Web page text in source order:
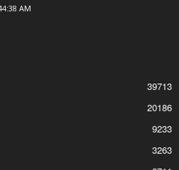
AM
39713
20186
9233
3263